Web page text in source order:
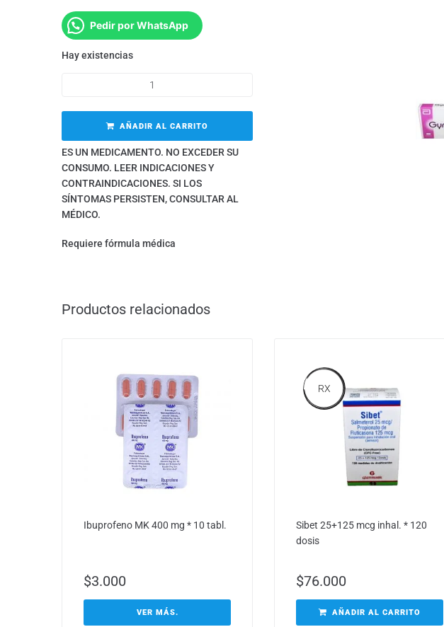
Pedir por WhatsApp
Hay existencias
AÑADIR AL CARRITO
ES UN MEDICAMENTO. NO EXCEDER SU
CONSUMO. LEER INDICACIONES Y
CONTRAINDICACIONES. SI LOS
SÍNTOMAS PERSISTEN, CONSULTAR AL
MÉDICO.
Requiere fórmula médica
Productos relacionados
Ibuprofeno MK 400 mg * 10 tabl.
$3.000
VER MÁS.
RX
Sibet 25+125 mcg inhal. * 120
dosis
$76.000
AÑADIR AL CARRITO